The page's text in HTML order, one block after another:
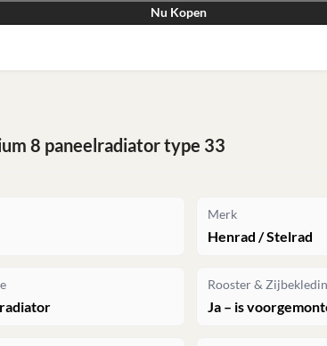
Nu Kopen
8 paneelradiator type 33
Merk
Henrad / Stelrad
Rooster &
Ja – is